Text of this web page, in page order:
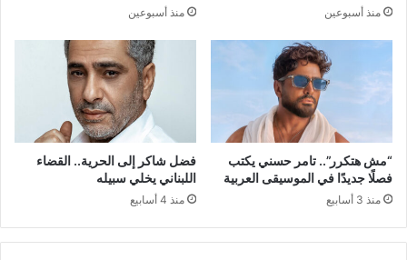
منذ أسبوعين منذ أسبوعين
“مش هتكرر”.. تامر حسني يكتب
فصلًا جديدًا في الموسيقى العربية
منذ 3 أسابيع
فضل شاكر إلى الحرية.. القضاء
اللبناني يخلي سبيله
منذ 4 أسابيع